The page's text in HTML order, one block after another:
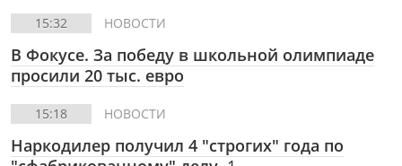
15:32 НОВОСТИ
В Фокусе. За победу в школьной олимпиаде
просили 20 тыс. евро
15:18 НОВОСТИ
Наркодилер получил 4 "строгих" года по